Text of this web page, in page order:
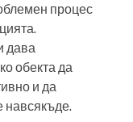
процес
дава
обекта да
и да
навсякъде.